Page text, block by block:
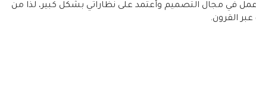
في مجال التصميم وأعتمد على نظاراتي بشكل كبير، لذا من
القرون.